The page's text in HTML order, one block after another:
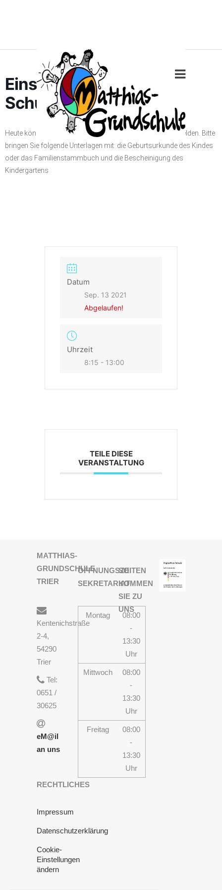
Einschreibung der
Schulneulinge
Heute können Sie Ihr Kind für das Schuljahr 2022/23 anmelden. Bitte
bringen Sie folgende Unterlagen mit: die Geburtsurkunde des Kindes
oder das Familienstammbuch und die Bescheinigung des
Kindergartens
Datum
Sep. 13 2021
Abgelaufen!
Uhrzeit
8:15 - 13:00
TEILE DIESE
VERANSTALTUNG
MATTHIAS-
GRUNDSCHULE
TRIER
Kentenichstraße
2-4,
54290
Trier
Tel:
0651 /
30625
eM@il
an uns
RECHTLICHES
Impressum
Datenschutzerklärung
Cookie-
Einstellungen
ändern
ÖFFNUNGSZEITEN
SEKRETARIAT
Montag
08:00
-
13:30
Uhr
Mittwoch
08:00
-
13:30
Uhr
Freitag
08:00
-
13:30
Uhr
SO
KOMMEN
SIE ZU
UNS